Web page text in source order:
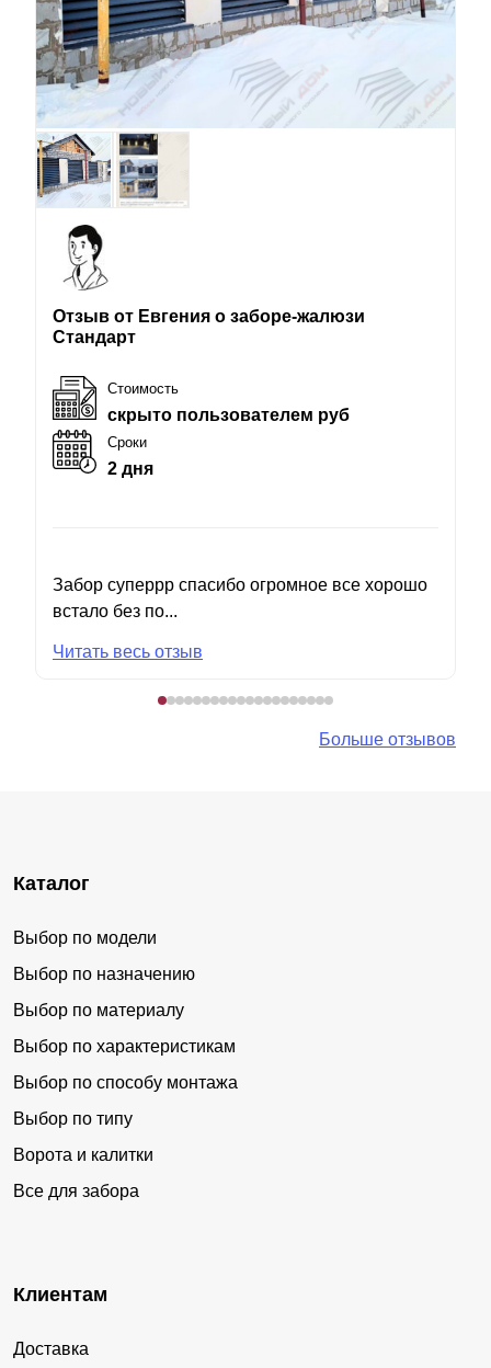
Отзыв от Евгения о заборе-жалюзи
Стандарт
Стоимость
скрыто пользователем руб
Сроки
2 дня
Забор суперрр спасибо огромное все хорошо
встало без по...
Читать весь отзыв
Больше отзывов
Каталог
Выбор по модели
Выбор по назначению
Выбор по материалу
Выбор по характеристикам
Выбор по способу монтажа
Выбор по типу
Ворота и калитки
Все для забора
Клиентам
Доставка